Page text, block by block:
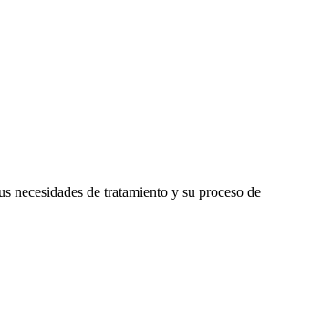
necesidades de tratamiento y su proceso de